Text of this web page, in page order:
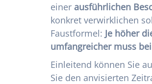
einer ausführlichen
konkret verwirklichen
Faustformel: Je höher
umfangreicher muss
Einleitend können Sie
Sie den anvisierten